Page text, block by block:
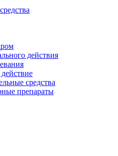
действия
средства
препараты